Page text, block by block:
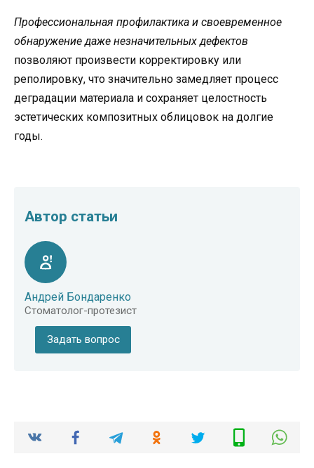
Профессиональная профилактика и своевременное
обнаружение даже незначительных дефектов
позволяют произвести корректировку или
реполировку, что значительно замедляет процесс
деградации материала и сохраняет целостность
эстетических композитных облицовок на долгие
годы.
Автор статьи
Андрей Бондаренко
Стоматолог-протезист
Задать вопрос